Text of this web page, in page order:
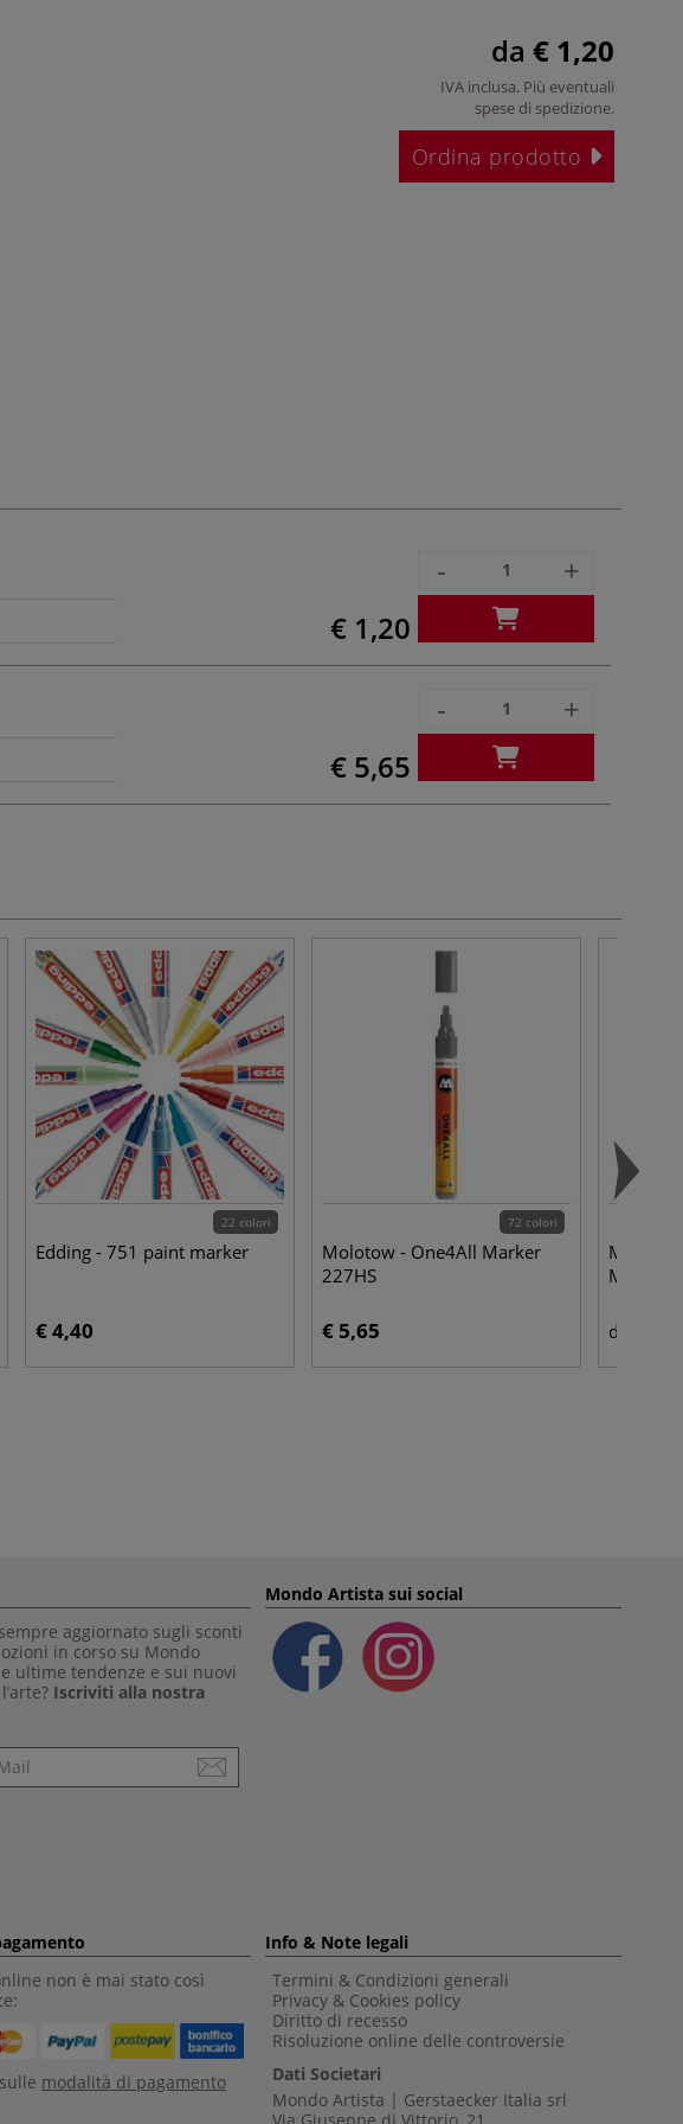
da € 1,20
IVA inclusa. Più eventuali
spese di spedizione.
Ordina prodotto
€ 1,20
- +
€ 5,65
- +
22 colori
Edding - 751 paint marker
€ 4,40
72 colori
Molotow - One4All Marker
227HS
€ 5,65
Marker
da
aggiornato sugli sconti
in corso su Mondo
ultime tendenze e sui nuovi
Iscriviti alla nostra
Mondo Artista sui social
non è mai stato così
modalità di pagamento
Info & Note legali
Termini & Condizioni generali
Privacy & Cookies policy
Diritto di recesso
Risoluzione online delle controversie
Dati Societari
Mondo Artista | Gerstaecker Italia srl